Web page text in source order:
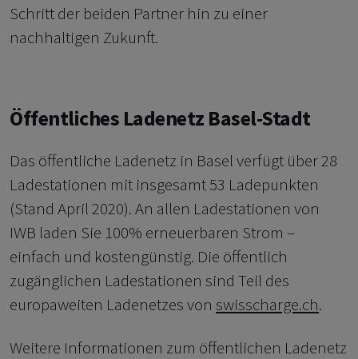
Schritt der beiden Partner hin zu einer
nachhaltigen Zukunft.
Öffentliches Ladenetz Basel-Stadt
Das öffentliche Ladenetz in Basel verfügt über 28
Ladestationen mit insgesamt 53 Ladepunkten
(Stand April 2020). An allen Ladestationen von
IWB laden Sie 100% erneuerbaren Strom –
einfach und kostengünstig. Die öffentlich
zugänglichen Ladestationen sind Teil des
europaweiten Ladenetzes von swisscharge.ch.
Weitere Informationen zum öffentlichen Ladenetz